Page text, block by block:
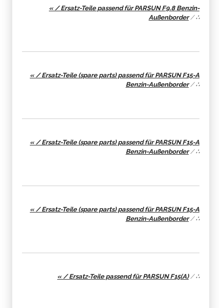
Außenborder/∴
Benzin-Außenborder/∴
Benzin-Außenborder/∴
Benzin-Außenborder/∴